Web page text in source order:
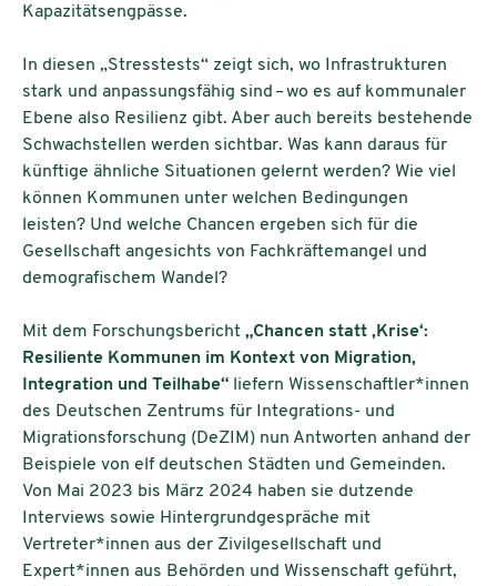
Kapazitätsengpässe.
In diesen „Stresstests“ zeigt sich, wo Infrastrukturen
stark und anpassungsfähig sind – wo es auf kommunaler
Ebene also Resilienz gibt. Aber auch bereits bestehende
Schwachstellen werden sichtbar. Was kann daraus für
künftige ähnliche Situationen gelernt werden? Wie viel
können Kommunen unter welchen Bedingungen
leisten? Und welche Chancen ergeben sich für die
Gesellschaft angesichts von Fachkräftemangel und
demografischem Wandel?
Mit dem Forschungsbericht „Chancen statt ‚Krise‘:
Resiliente Kommunen im Kontext von Migration,
Integration und Teilhabe“ liefern Wissenschaftler*innen
des Deutschen Zentrums für Integrations- und
Migrationsforschung (DeZIM) nun Antworten anhand der
Beispiele von elf deutschen Städten und Gemeinden.
Von Mai 2023 bis März 2024 haben sie dutzende
Interviews sowie Hintergrundgespräche mit
Vertreter*innen aus der Zivilgesellschaft und
Expert*innen aus Behörden und Wissenschaft geführt,